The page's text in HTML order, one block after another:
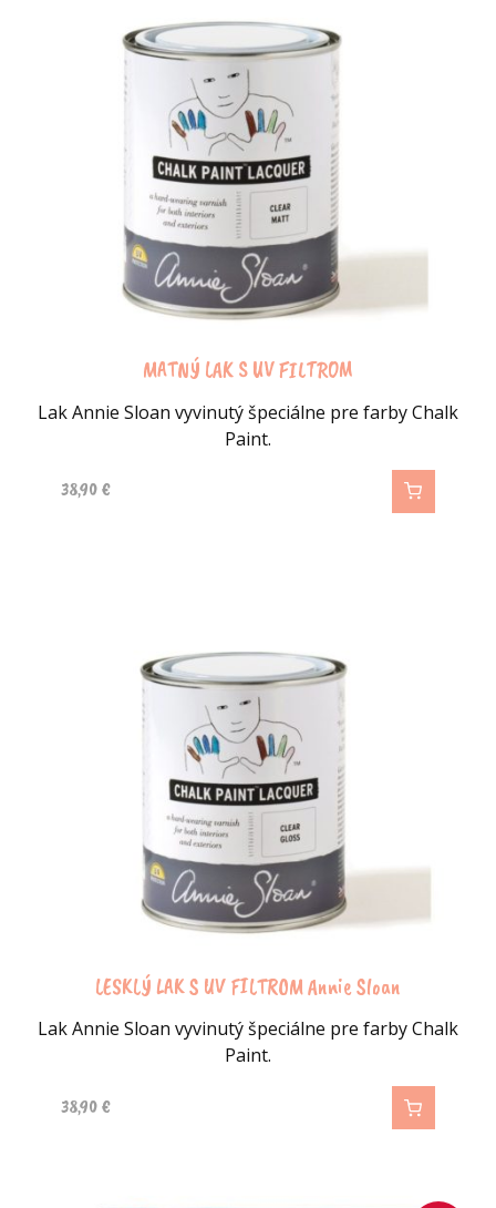
MATNÝ LAK S UV FILTROM
Lak Annie Sloan vyvinutý špeciálne pre farby Chalk
Paint.
38,90€
LESKLÝ LAK S UV FILTROM Annie Sloan
Lak Annie Sloan vyvinutý špeciálne pre farby Chalk
Paint.
38,90€